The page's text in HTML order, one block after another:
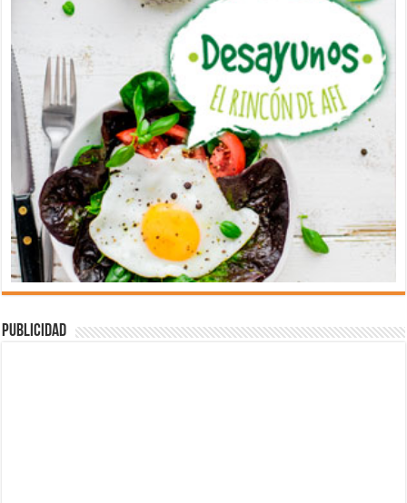
Publicidad